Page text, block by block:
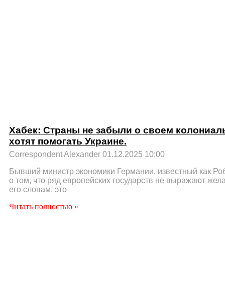
Хабек: Страны не забыли о своем
хотят помогать Украине.
Correspondent Alexander 01.12.2025 10:00
Бывший министр экономики Германии, известный как
о том, что ряд европейских государств не выражают
его словам, это
Читать полностью »